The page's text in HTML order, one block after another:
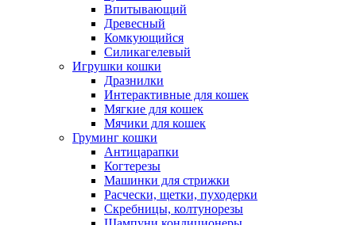
Впитывающий
Древесный
Комкующийся
Силикагелевый
Игрушки кошки
Дразнилки
Интерактивные для кошек
Мягкие для кошек
Мячики для кошек
Груминг кошки
Антицарапки
Когтерезы
Машинки для стрижки
Расчески, щетки, пуходерки
Скребницы, колтунорезы